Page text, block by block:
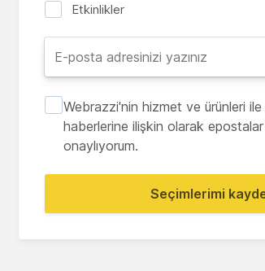
Etkinlikler
Webrazzi'nin hizmet ve ürünleri
haberlerine ilişkin olarak
onaylıyorum.
Seçimlerimi